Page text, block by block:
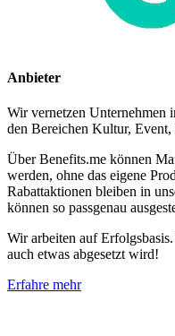
Anbieter
Wir vernetzen Unternehmen
den Bereichen Kultur,
Über Benefits.me können
werden, ohne das eigene
Rabattaktionen bleiben in
können so passgenau
Wir arbeiten auf
auch etwas abgesetzt wird!
Erfahre mehr